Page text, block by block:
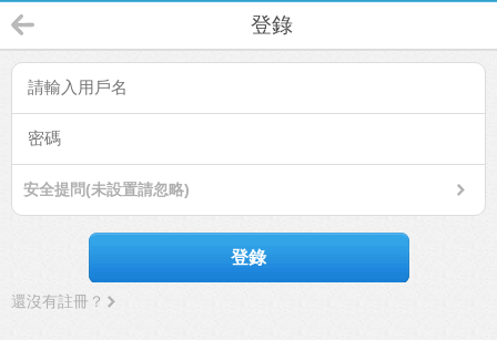
登錄
安全提問(未設置請忽略)
登錄
還沒有註冊？